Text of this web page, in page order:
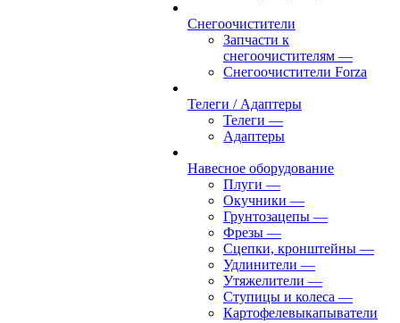
Снегоочистители
Запчасти к
снегоочистителям —
Снегоочистители Forza
Телеги / Адаптеры
Телеги —
Адаптеры
Навесное оборудование
Плуги —
Окучники —
Грунтозацепы —
Фрезы —
Сцепки, кронштейны —
Удлинители —
Утяжелители —
Ступицы и колеса —
Картофелевыкапыватели